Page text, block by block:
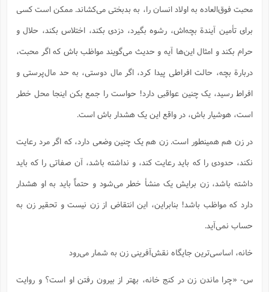
محبت فوق‌العاده به اولاد انسان را، به بدبختی می‌کشاند. ممکن است کسی
برای تأمین آیندة بچه‌اش، رشوه بگیرد، دزدی بکند، اختلاس بکند، حلال و
حرام بکند و امثال این‌ها آیه و حدیث می‌گویند مواظب باش که اگر محبت،
دربارة بچه، حالت افراطی پیدا کرد، اگر مال دوستی، به حد مال‌پرستی و
افراط رسید، یک چنین عواقبی دارد! حواست را جمع بکن اینجا محل خطر
است، هوشیار باش، در واقع این یک هشدار باش است.
در زن هم همینطور است. زن هم یک چنین وضعی دارد، که اگر مرد رعایت
نکند، حدودی را که باید رعایت کند، و نداشته باشد، آن صفاتی را که باید
داشته باشد، زن برایش یک منشأ خطر می‌شود و حتماً باید به او هشدار
دارد که مواظب باشد! بنابراین، این انتقاض از زن نیست و تحقیر زن به
حساب نمی‌آید.
خانه، اساسی‌ترین جایگاه نقش‌آفرینی زن به شمار می‌رود
س- «چرا ماندن زن در کنج خانه، بهتر از بیرون رفتن او است؟ و روایت